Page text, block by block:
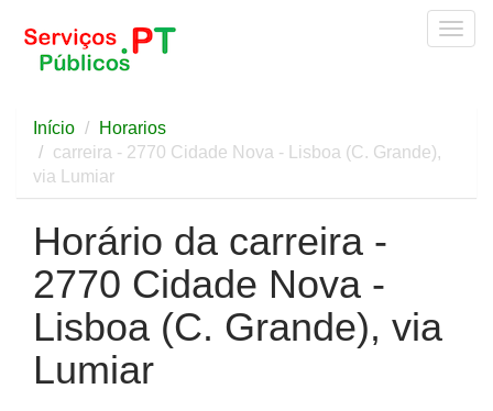
Início
Horarios
carreira - 2770 Cidade Nova - Lisboa (C. Grande),
via Lumiar
Horário da carreira -
2770 Cidade Nova -
Lisboa (C. Grande), via
Lumiar